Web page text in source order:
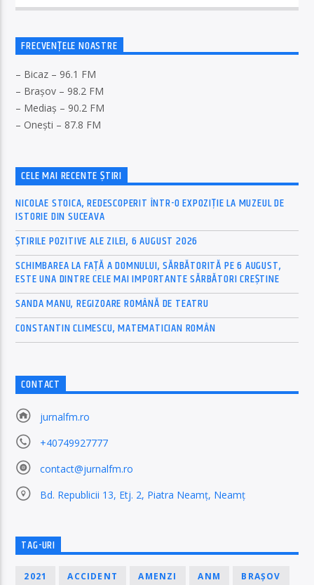
FRECVENȚELE NOASTRE
– Bicaz – 96.1 FM
– Brașov – 98.2 FM
– Mediaș – 90.2 FM
– Onești – 87.8 FM
CELE MAI RECENTE ȘTIRI
NICOLAE STOICA, REDESCOPERIT ÎNTR-O EXPOZIȚIE LA MUZEUL DE
ISTORIE DIN SUCEAVA
ȘTIRILE POZITIVE ALE ZILEI, 6 AUGUST 2026
SCHIMBAREA LA FAȚĂ A DOMNULUI, SĂRBĂTORITĂ PE 6 AUGUST,
ESTE UNA DINTRE CELE MAI IMPORTANTE SĂRBĂTORI CREȘTINE
SANDA MANU, REGIZOARE ROMÂNĂ DE TEATRU
CONSTANTIN CLIMESCU, MATEMATICIAN ROMÂN
CONTACT
jurnalfm.ro
+40749927777
contact@jurnalfm.ro
Bd. Republicii 13, Etj. 2, Piatra Neamț, Neamț
TAG-URI
2021 ACCIDENT AMENZI ANM BRAȘOV